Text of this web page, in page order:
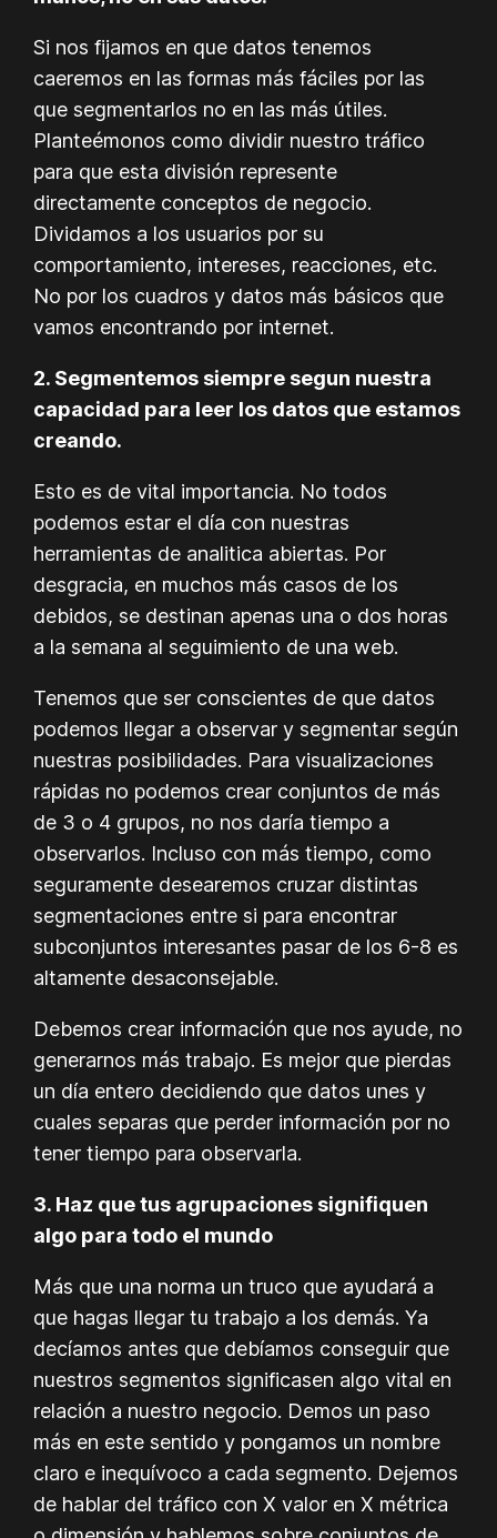
Si nos fijamos en que datos tenemos
caeremos en las formas más fáciles por las
que segmentarlos no en las más útiles.
Planteémonos como dividir nuestro tráfico
para que esta división represente
directamente conceptos de negocio.
Dividamos a los usuarios por su
comportamiento, intereses, reacciones, etc.
No por los cuadros y datos más básicos que
vamos encontrando por internet.
2. Segmentemos siempre segun nuestra
capacidad para leer los datos que estamos
creando.
Esto es de vital importancia. No todos
podemos estar el día con nuestras
herramientas de analitica abiertas. Por
desgracia, en muchos más casos de los
debidos, se destinan apenas una o dos horas
a la semana al seguimiento de una web.
Tenemos que ser conscientes de que datos
podemos llegar a observar y segmentar según
nuestras posibilidades. Para visualizaciones
rápidas no podemos crear conjuntos de más
de 3 o 4 grupos, no nos daría tiempo a
observarlos. Incluso con más tiempo, como
seguramente desearemos cruzar distintas
segmentaciones entre si para encontrar
subconjuntos interesantes pasar de los 6-8 es
altamente desaconsejable.
Debemos crear información que nos ayude, no
generarnos más trabajo. Es mejor que pierdas
un día entero decidiendo que datos unes y
cuales separas que perder información por no
tener tiempo para observarla.
3. Haz que tus agrupaciones signifiquen
algo para todo el mundo
Más que una norma un truco que ayudará a
que hagas llegar tu trabajo a los demás. Ya
decíamos antes que debíamos conseguir que
nuestros segmentos significasen algo vital en
relación a nuestro negocio. Demos un paso
más en este sentido y pongamos un nombre
claro e inequívoco a cada segmento. Dejemos
de hablar del tráfico con X valor en X métrica